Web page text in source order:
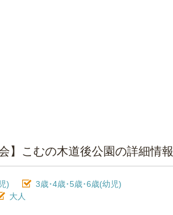
】こむの木道後公園の詳細情報
)
3歳･4歳･5歳･6歳(幼児)
大人